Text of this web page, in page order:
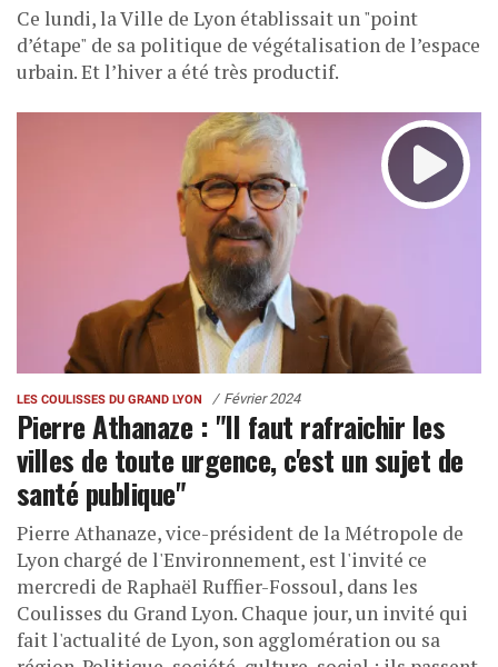
Ce lundi, la Ville de Lyon établissait un "point
d’étape" de sa politique de végétalisation de l’espace
urbain. Et l’hiver a été très productif.
LES COULISSES DU GRAND LYON Février 2024
Pierre Athanaze : "Il faut rafraichir les
villes de toute urgence, c'est un sujet de
santé publique"
Pierre Athanaze, vice-président de la Métropole de
Lyon chargé de l'Environnement, est l'invité ce
mercredi de Raphaël Ruffier-Fossoul, dans les
Coulisses du Grand Lyon. Chaque jour, un invité qui
fait l'actualité de Lyon, son agglomération ou sa